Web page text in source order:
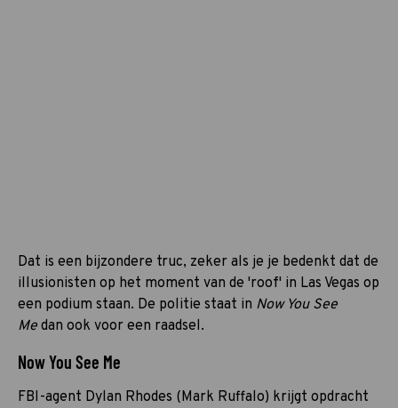
Dat is een bijzondere truc, zeker als je je bedenkt dat de
illusionisten op het moment van de 'roof' in Las Vegas op
een podium staan. De politie staat in Now You See
Me dan ook voor een raadsel.
Now You See Me
FBI-agent Dylan Rhodes (Mark Ruffalo) krijgt opdracht